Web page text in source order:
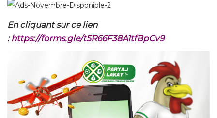
En cliquant sur ce lien
:https://forms.gle/t5R66F38A1tfBpCv9